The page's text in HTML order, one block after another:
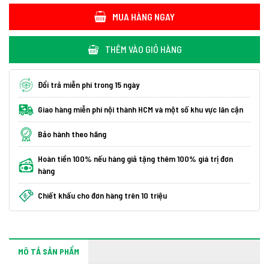
MUA HÀNG NGAY
THÊM VÀO GIỎ HÀNG
Đổi trả miễn phí trong 15 ngày
Giao hàng miễn phí nội thành HCM và một số khu vực lân cận
Bảo hành theo hãng
Hoàn tiền 100% nếu hàng giả tặng thêm 100% giá trị đơn
hàng
Chiết khấu cho đơn hàng trên 10 triệu
MÔ TẢ SẢN PHẨM